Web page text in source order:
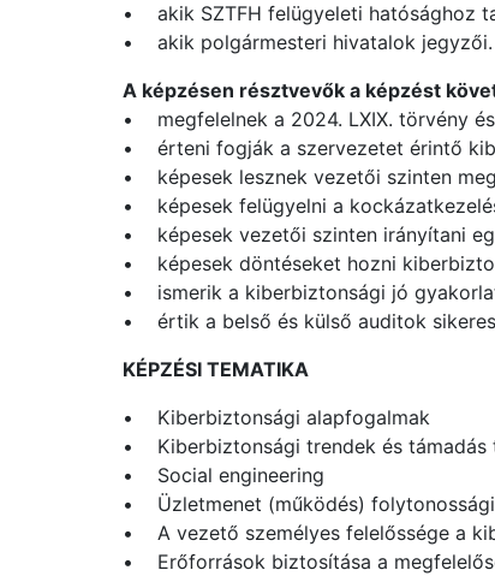
• akik SZTFH felügyeleti hatósághoz
• akik polgármesteri hivatalok jegyzői.
A képzésen résztvevők a képzést
• megfelelnek a 2024. LXIX. törvény
• érteni fogják a szervezetet érintő
• képesek lesznek vezetői szinten
• képesek felügyelni a
• képesek vezetői szinten irányítani
• képesek döntéseket hozni
• ismerik a kiberbiztonsági jó
• értik a belső és külső auditok
KÉPZÉSI TEMATIKA
• Kiberbiztonsági alapfogalmak
• Kiberbiztonsági trendek és támadás
• Social engineering
• Üzletmenet (működés)
• A vezető személyes felelőssége a
• Erőforrások biztosítása a